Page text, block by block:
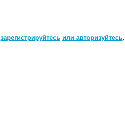
зарегистрируйтесь или авторизуйтесь.